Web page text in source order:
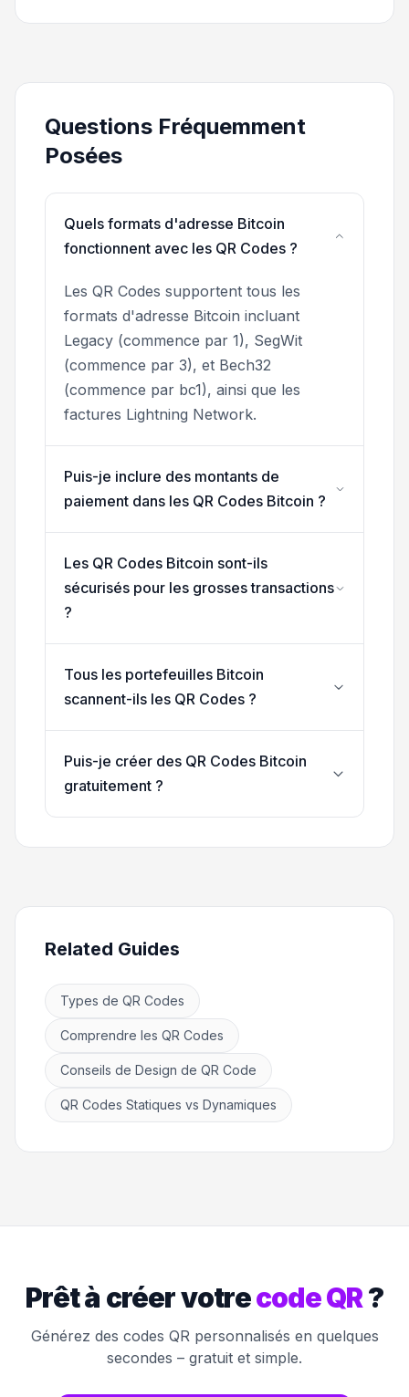
Questions Fréquemment
Posées
Quels formats d'adresse Bitcoin
fonctionnent avec les QR Codes ?
Les QR Codes supportent tous les
formats d'adresse Bitcoin incluant
Legacy (commence par 1), SegWit
(commence par 3), et Bech32
(commence par bc1), ainsi que les
factures Lightning Network.
Puis-je inclure des montants de
paiement dans les QR Codes Bitcoin ?
Les QR Codes Bitcoin sont-ils
sécurisés pour les grosses transactions
?
Tous les portefeuilles Bitcoin
scannent-ils les QR Codes ?
Puis-je créer des QR Codes Bitcoin
gratuitement ?
Related Guides
Types de QR Codes
Comprendre les QR Codes
Conseils de Design de QR Code
QR Codes Statiques vs Dynamiques
Prêt à créer votrecode QR?
Générez des codes QR personnalisés en quelques
secondes – gratuit et simple.